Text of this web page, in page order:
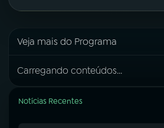
Veja mais do Programa
Carregando conteúdos...
Notícias Recentes